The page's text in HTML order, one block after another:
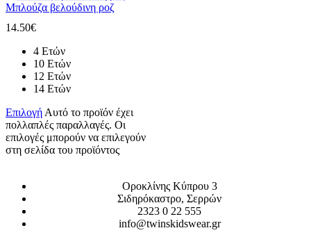
Μπλούζα βελούδινη ροζ
14.50€
4 Ετών
10 Ετών
12 Ετών
14 Ετών
Επιλογή Αυτό το προϊόν έχει
πολλαπλές παραλλαγές. Οι
επιλογές μπορούν να επιλεγούν
στη σελίδα του προϊόντος
Οροκλίνης Κύπρου 3
Σιδηρόκαστρο, Σερρών
2323 0 22 555
info@twinskidswear.gr